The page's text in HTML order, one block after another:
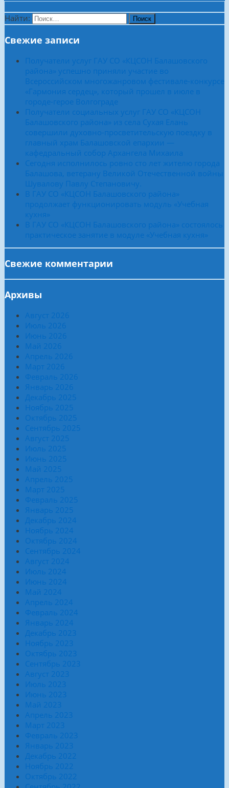
Найти:
Свежие записи
Получатели услуг ГАУ СО «КЦСОН Балашовского
района» успешно приняли участие во
Всероссийском многожанровом фестивале-конкурсе
«Гармония сердец», который прошел в июле в
городе-герое Волгограде
Получатели социальных услуг ГАУ СО «КЦСОН
Балашовского района» из села Сухая Елань
совершили духовно-просветительскую поездку в
главный храм Балашовской епархии —
кафедральный собор Архангела Михаила
Сегодня исполнилось ровно сто лет жителю города
Балашова, ветерану Великой Отечественной войны
Шувалову Павлу Степановичу.
В ГАУ СО «КЦСОН Балашовского района»
продолжает функционировать модуль «Учебная
кухня»
В ГАУ СО «КЦСОН Балашовского района» состоялось
практическое занятие в модуле «Учебная кухня»
Свежие комментарии
Архивы
Август 2026
Июль 2026
Июнь 2026
Май 2026
Апрель 2026
Март 2026
Февраль 2026
Январь 2026
Декабрь 2025
Ноябрь 2025
Октябрь 2025
Сентябрь 2025
Август 2025
Июль 2025
Июнь 2025
Май 2025
Апрель 2025
Март 2025
Февраль 2025
Январь 2025
Декабрь 2024
Ноябрь 2024
Октябрь 2024
Сентябрь 2024
Август 2024
Июль 2024
Июнь 2024
Май 2024
Апрель 2024
Февраль 2024
Январь 2024
Декабрь 2023
Ноябрь 2023
Октябрь 2023
Сентябрь 2023
Август 2023
Июль 2023
Июнь 2023
Май 2023
Апрель 2023
Март 2023
Февраль 2023
Январь 2023
Декабрь 2022
Ноябрь 2022
Октябрь 2022